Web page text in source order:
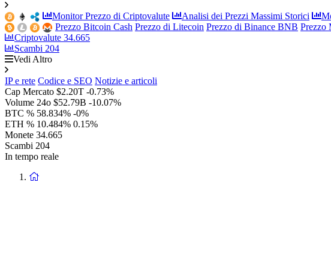
Monitor Prezzo di Criptovalute Analisi dei Prezzi Massimi Storici
Prezzo Bitcoin Cash Prezzo di Litecoin Prezzo di Binance BNB Prezzo
Criptovalute 34.665
Scambi 204
Vedi Altro
IP e rete Codice e SEO Notizie e articoli
Cap Mercato $2.20T -0.73%
Volume 24o $52.79B -10.07%
BTC % 58.834% -0%
ETH % 10.484% 0.15%
Monete 34.665
Scambi 204
In tempo reale